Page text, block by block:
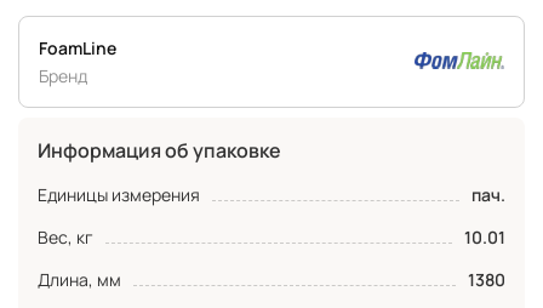
FoamLine
Бренд
Информация об упаковке
Единицы измерения
пач.
Вес, кг
10.01
Длина, мм
1380